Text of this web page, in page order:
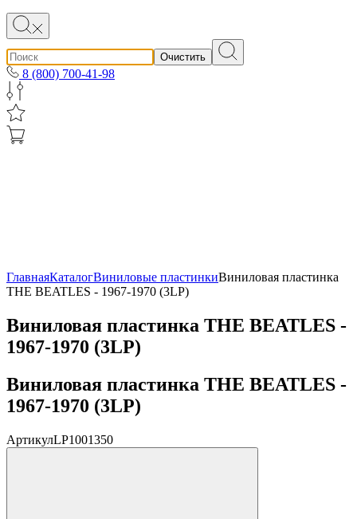
Очистить
8 (800) 700-41-98
ГлавнаяКаталогВиниловые пластинкиВиниловая пластинка
THE BEATLES - 1967-1970 (3LP)
Виниловая пластинка THE BEATLES -
1967-1970 (3LP)
Виниловая пластинка THE BEATLES -
1967-1970 (3LP)
АртикулLP1001350